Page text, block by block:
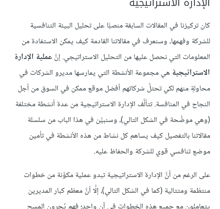
كان تركيزنا في المقالات السابقة منصبًّا على تحليل البيئة التنافسية
للشركة وفهمها، وسنعرف في مقالاتنا القادمة كيف يمكن الاستفادة من
المعلومات التي نحصل عليها من التحليل الاستراتيجي. إنَّعملية الإدارة
الاستراتيجية هي مجموعة الأنشطة التي يمارسها مديرو الشركات في
محاولةٍ منهم لكي تحتلَّ شركاتهم أفضل موقع ممكن في السوق من أجل
النجاح في المنافسة. تتألَّف الإدارة الاستراتيجية من عدة أنشطة مختلفة
(وهي موضَّحة في الشكل التالي)، وسنبيِّن في هذا الباب من سلسلة
مقالاتنا بالتفصيل كيف يساهم كل نشاط من هذه الأنشطة في تأمين
موضع تنافسي قوي للشركة والحفاظ عليه.
على الرغم من أنَّ الإدارة الاستراتيجية تبدو عملية مكوَّنة من خطوات
منتظمة ومتتالية (كما في الشكل التالي)، إلَّا أنَّ معظم كبار المديرين